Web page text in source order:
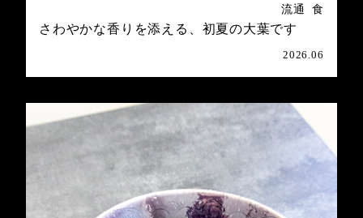
流通 食
さわやかな香りを添える、初夏の大葉です
2026.06